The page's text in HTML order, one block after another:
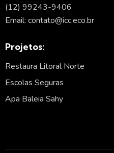
(12) 99243-9406
Email: contato@icc.eco.br
Projetos:
Restaura Litoral Norte
Escolas Seguras
Apa Baleia Sahy